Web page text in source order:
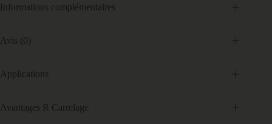
Informations complémentaires
Avis (0)
Applications
Avantages R Carrelage